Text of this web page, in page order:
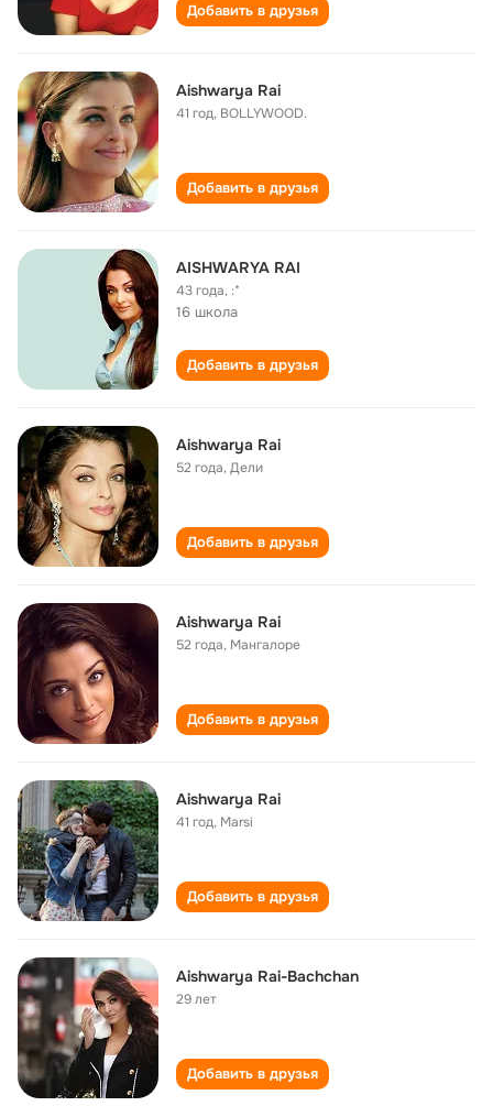
Добавить в друзья
Aishwarya Rai
41 год, BOLLYWOOD.
Добавить в друзья
AISHWARYA RAI
43 года, :*
16 школа
Добавить в друзья
Aishwarya Rai
52 года,Дели
Добавить в друзья
Aishwarya Rai
52 года, Мангалоре
Добавить в друзья
Aishwarya Rai
41 год, Marsi
Добавить в друзья
Aishwarya Rai-Bachchan
29 лет
Добавить в друзья